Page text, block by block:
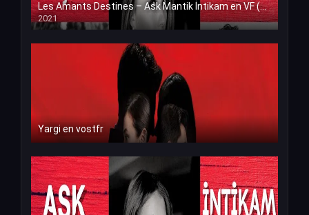
Les Amants Destines – Ask Mantik İntikam en VF (Voix Francaise)
2021
Yargi en vostfr